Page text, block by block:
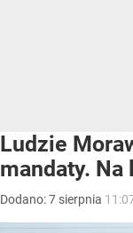
Ludzie
mandaty.
Dodano:7 sierpnia